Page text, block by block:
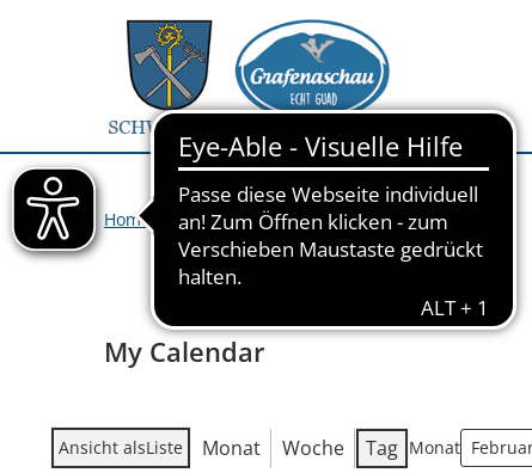
Home Veranstaltungen> My Calendar
My Calendar
Ansicht alsListe Monat Woche Tag Monat